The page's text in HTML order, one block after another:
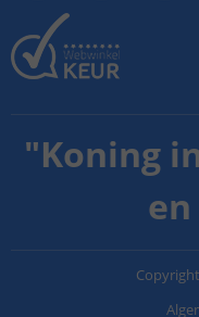
"Koning
Copyright